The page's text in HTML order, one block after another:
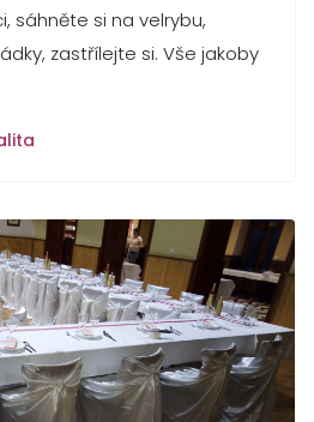
sáhněte si na velrybu,
zastřílejte si. Vše jakoby